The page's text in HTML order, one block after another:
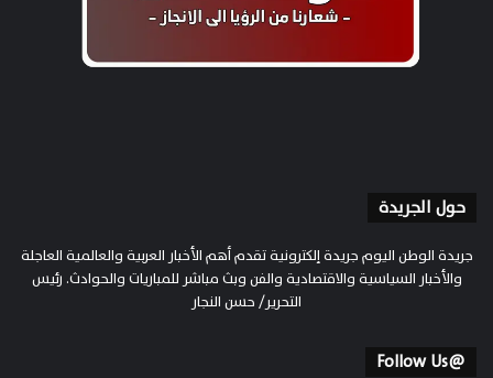
حول الجريدة
جريدة الوطن اليوم جريدة إلكترونية تقدم أهم الأخبار العربية والعالمية العاجلة
والأخبار السياسية والاقتصادية والفن وبث مباشر للمباريات والحوادث. رئيس
التحرير/ حسن النجار
@Follow Us